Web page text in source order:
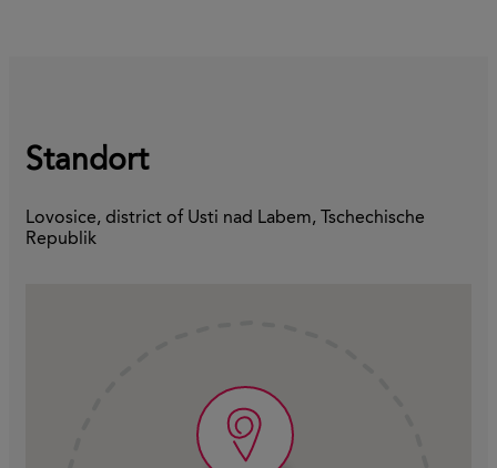
Standort
Lovosice, district of Usti nad Labem, Tschechische
Republik